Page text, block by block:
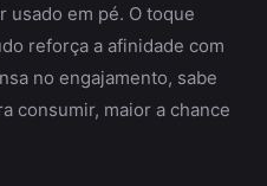
usado em pé. O toque
reforça a afinidade com
no engajamento, sabe
consumir, maior a chance